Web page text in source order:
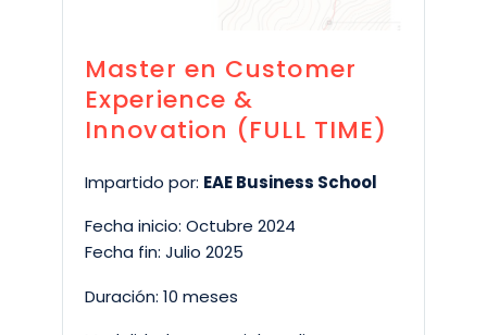
Master en Customer
Experience &
Innovation (FULL TIME)
Impartido por: EAE Business School
Fecha inicio: Octubre 2024
Fecha fin: Julio 2025
Duración: 10 meses